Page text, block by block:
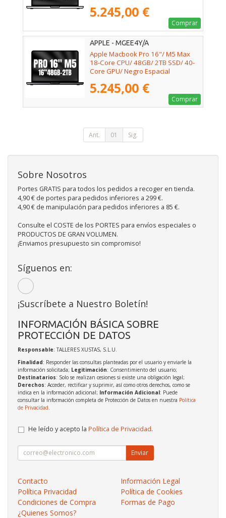
5.245,00 €
Comprar
APPLE - MGEE4Y/A
Apple Macbook Pro 16"/ M5 Max
18-Core CPU/ 48GB/ 2TB SSD/ 40-
Core GPU/ Negro Espacial
5.245,00 €
Comprar
Ant. 01 Sig.
Sobre Nosotros
Portes GRATIS para todos los pedidos a recoger en tienda.
4,90 € de portes para pedidos inferiores a 299 €.
4,90 € de manipulación para pedidos inferiores a 85 €.
Consulte el COSTE de los PORTES para envíos especiales o
PRODUCTOS DE GRAN VOLUMEN.
¡Enviamos presupuesto sin compromiso!
Síguenos en:
¡Suscríbete a Nuestro Boletín!
INFORMACIÓN BÁSICA SOBRE
PROTECCIÓN DE DATOS
Responsable: TALLERES XUSTAS, S.L.U.
Finalidad: Responder las consultas planteadas por el usuario y enviarle la
información solicitada; Legitimación: Consentimiento del usuario;
Destinatarios: Solo se realizan cesiones si existe una obligación legal;
Derechos: Acceder, rectificar y suprimir, así como otros derechos, como se
indica en la información adicional; Información Adicional: Puede
consultar la información completa de Protección de Datos en nuestra Política
de Privacidad
He leído y acepto la Política de Privacidad.
Enviar
Contacto
Información Legal
Política Privacidad
Política de Cookies
Condiciones de Compra
Formas de Pago
¿Quienes Somos?